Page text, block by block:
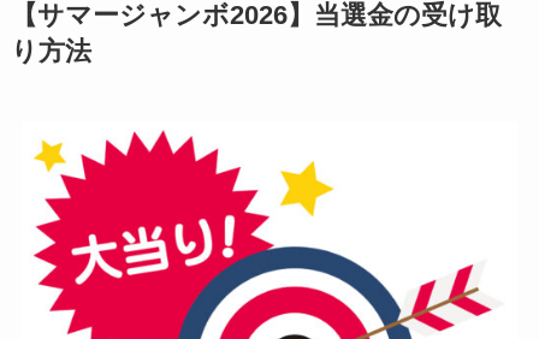
【サマージャンボ2026】当選金の受け取
り方法